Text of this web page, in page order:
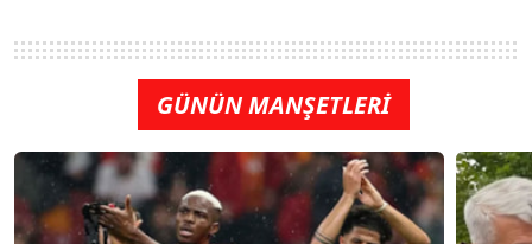
GÜNÜN MANŞETLERİ